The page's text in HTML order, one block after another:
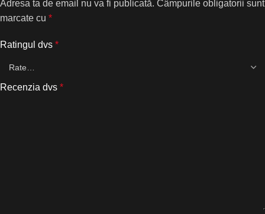
Adresa ta de email nu va fi publicată. Câmpurile obligatorii sunt
marcate cu *
Ratingul dvs *
Recenzia dvs *